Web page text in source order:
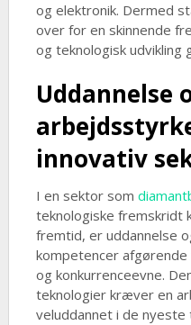
og elektronik. Dermed
over for en skinnende
og teknologisk udvikling
Uddannelse
innovativ
I en sektor som
teknologiske fremskridt
fremtid, er uddannelse
kompetencer
og konkurrenceevne.
teknologier kræver en
veluddannet i de